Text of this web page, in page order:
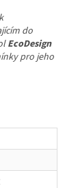
do
EcoDesign
pro jeho